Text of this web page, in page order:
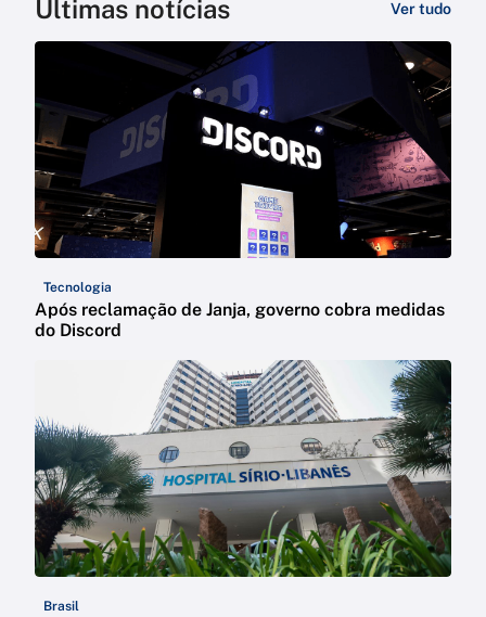
Últimas notícias Ver tudo
Tecnologia
Após reclamação de Janja, governo cobra medidas
do Discord
Brasil